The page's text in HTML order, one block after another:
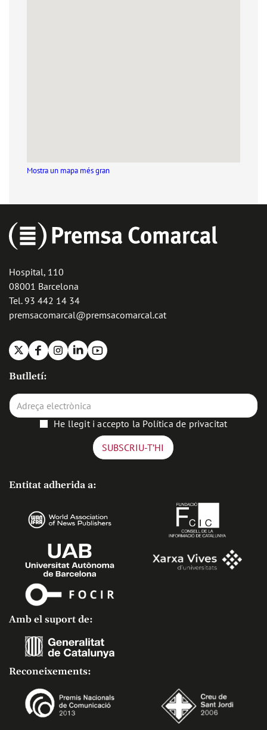
Mostra un mapa més gran
Hospital, 110
08001 Barcelona
Tel. 93 442 14 34
premsacomarcal@premsacomarcal.cat
X FacebookInstagram
LinkedinYoutube
Butlletí:
He llegit i accepto la Política de privacitat
Entitat adherida a:
Amb el suport de:
Reconeixements: